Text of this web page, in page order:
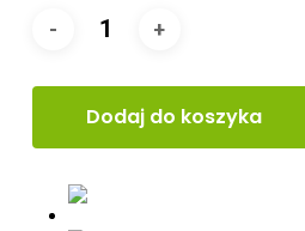
Dodaj do koszyka